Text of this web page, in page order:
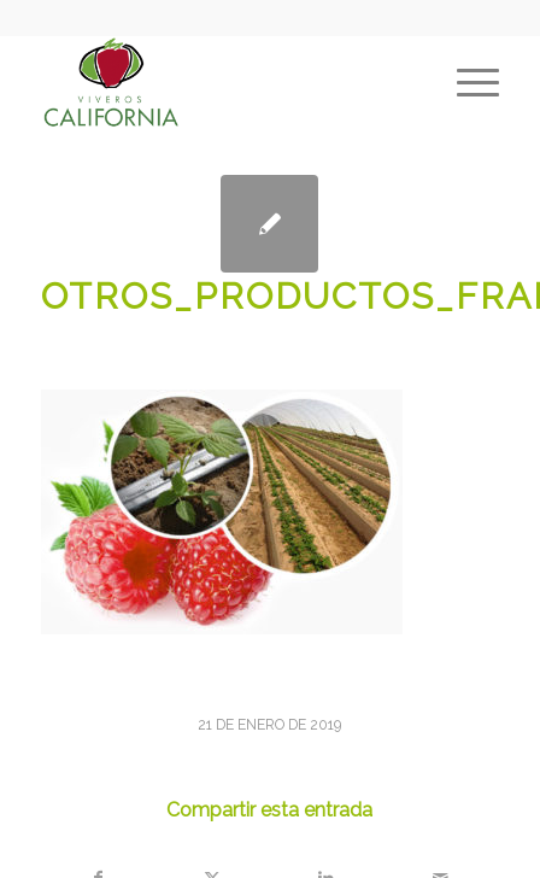
21 DE ENERO DE 2019
Compartir esta entrada